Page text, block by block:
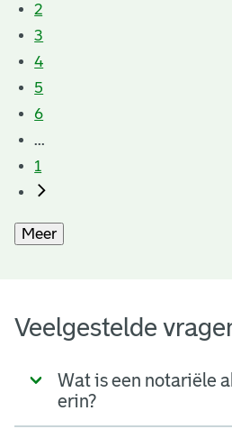
2
3
4
5
6
...
1
Meer
Veelgestelde
Wat is een notariële
erin?